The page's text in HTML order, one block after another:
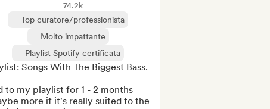
74.2k
Top curatore/professionista
Molto impattante
Playlist Spotify certificata
Songs With The Biggest Bass.
to my playlist for 1 - 2 months
more if it's really suited to the